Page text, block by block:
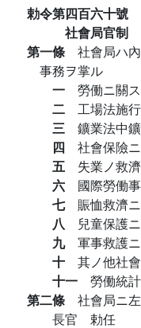
勅令第四百六十號
社會局官制
第一條 社會局ハ
事務ヲ掌ル
一 勞働ニ關
二 工場法施
三 鑛業法中
四 社會保險
五 失業ノ救
六 國際勞働
七 賑恤救濟
八 兒童保護
九 軍事救護
十 其ノ他社
十一 勞働統
第二條 社會局ニ
長官 勅任